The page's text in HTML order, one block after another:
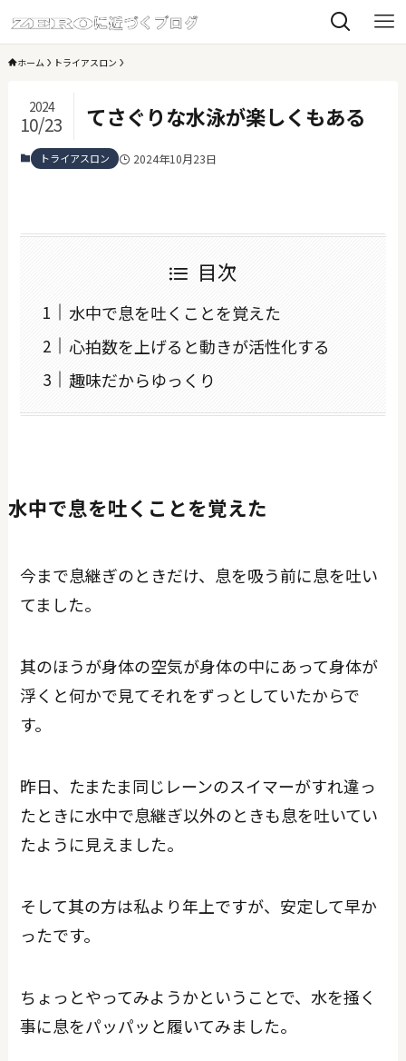
ホーム トライアスロン
てさぐりな水泳が楽しくもある
2024
10/23
トライアスロン 2024年10月23日
目次
水中で息を吐くことを覚えた
心拍数を上げると動きが活性化する
趣味だからゆっくり
水中で息を吐くことを覚えた
今まで息継ぎのときだけ、息を吸う前に息を吐い
てました。
其のほうが身体の空気が身体の中にあって身体が
浮くと何かで見てそれをずっとしていたからで
す。
昨日、たまたま同じレーンのスイマーがすれ違っ
たときに水中で息継ぎ以外のときも息を吐いてい
たように見えました。
そして其の方は私より年上ですが、安定して早か
ったです。
ちょっとやってみようかということで、水を掻く
事に息をパッパッと履いてみました。